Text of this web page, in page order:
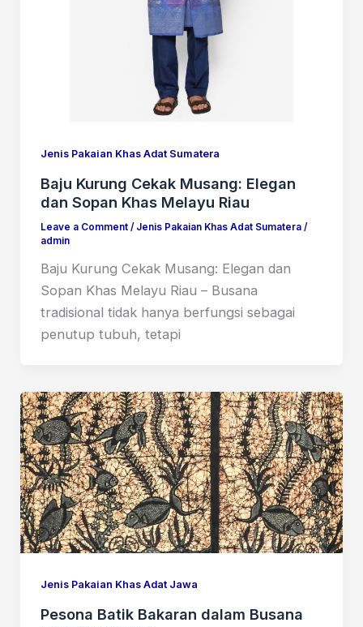
Jenis Pakaian Khas Adat Sumatera
Baju Kurung Cekak Musang: Elegan
dan Sopan Khas Melayu Riau
Leave a Comment / Jenis Pakaian Khas Adat Sumatera/
admin
Baju Kurung Cekak Musang: Elegan dan
Sopan Khas Melayu Riau – Busana
tradisional tidak hanya berfungsi sebagai
penutup tubuh, tetapi
Jenis Pakaian Khas Adat Jawa
Pesona Batik Bakaran dalam Busana